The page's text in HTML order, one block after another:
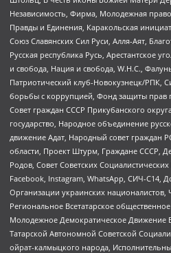
Независимость, Фирма, Молодежная
Правды и Единения, Каракольская
Союз Славянских Сил Руси, Алля-Аят,
Русская республика Русь, Арестантское
и свобода, Нация и свобода, W.H.С.,
Патриотический клуб-Новокузнецк/РПК,
борьбы с коррупцией, Фонд защиты прав
Совет граждан СССР Прикубанского
государство, Народное объединение
движение Адат, Народный совет граждан
области, Проект Штурм, Граждане СССР,
Родов, Совет Советских
Facebook, Instagram, WhatsApp, СИЧ-С14,
Организации украинских националистов,
Региональное Всетатарское
Молодежное Демократическое Движение
Татарской Автономной Советской
ойрат-калмыцкого народа,